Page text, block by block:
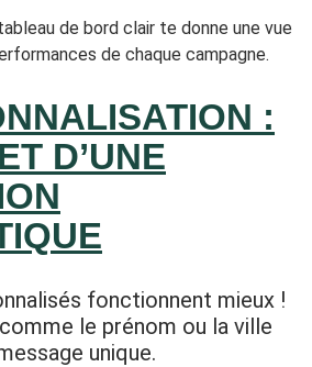
de bord clair te donne une vue
de chaque campagne.
:
D’UNE
fonctionnent mieux !
le prénom ou la ville
unique.